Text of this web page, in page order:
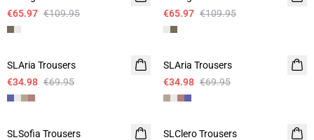
€65.97 €109.95
€65.97 €109.95
Linen
-50%
SLAria Trousers
€34.98 €69.95
Linen
-50%
SLAria Trousers
€34.98 €69.95
Linen
-50%
SLSofia Trousers
-50%
SLClero Trousers